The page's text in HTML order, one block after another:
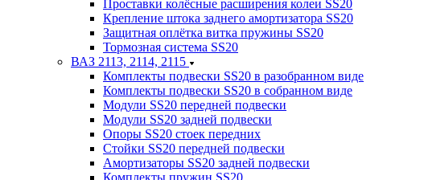
Проставки колёсные расширения колеи SS20
Крепление штока заднего амортизатора SS20
Защитная оплётка витка пружины SS20
Тормозная система SS20
ВАЗ 2113, 2114, 2115
Комплекты подвески SS20 в разобранном виде
Комплекты подвески SS20 в собранном виде
Модули SS20 передней подвески
Модули SS20 задней подвески
Опоры SS20 стоек передних
Стойки SS20 передней подвески
Амортизаторы SS20 задней подвески
Комплекты пружин SS20